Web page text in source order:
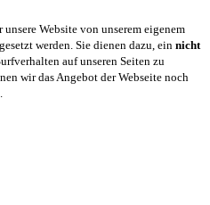
Website von unserem eigenem
werden. Sie dienen dazu, ein nicht
auf unseren Seiten zu
wir das Angebot der Webseite noch